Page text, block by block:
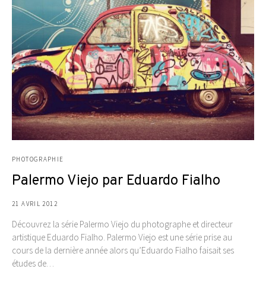
PHOTOGRAPHIE
Palermo Viejo par Eduardo Fialho
21 AVRIL 2012
Découvrez la série Palermo Viejo du photographe et directeur
artistique Eduardo Fialho. Palermo Viejo est une série prise au
cours de la dernière année alors qu’Eduardo Fialho faisait ses
études de…